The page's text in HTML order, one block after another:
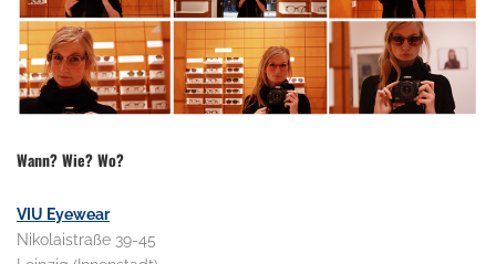
Wann? Wie? Wo?
VIU Eyewear
Nikolaistraße 39-45